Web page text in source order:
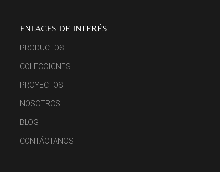
ENLACES DE INTERÉS
PRODUCTOS
COLECCIONES
PROYECTOS
NOSOTROS
BLOG
CONTÁCTANOS